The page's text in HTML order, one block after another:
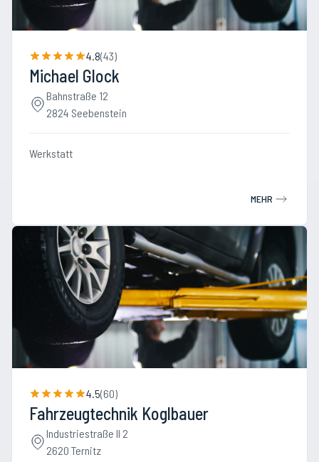
4.8(43)
Michael Glock
Bahnstraße 12
2824 Seebenstein
Werkstatt
MEHR
4.5(60)
Fahrzeugtechnik Koglbauer
Industriestraße II 2
2620 Ternitz